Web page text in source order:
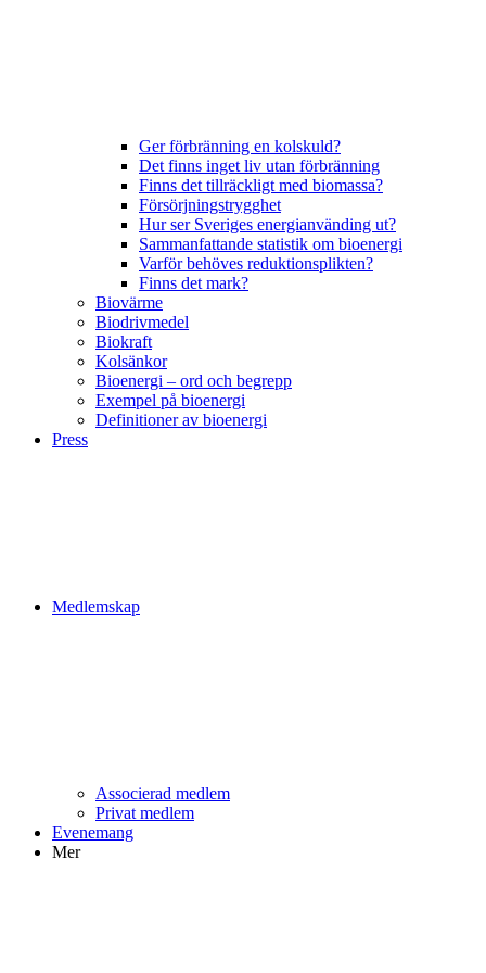
Ger förbränning en kolskuld?
Det finns inget liv utan förbränning
Finns det tillräckligt med biomassa?
Försörjningstrygghet
Hur ser Sveriges energianvänding ut?
Sammanfattande statistik om bioenergi
Varför behöves reduktionsplikten?
Finns det mark?
Biovärme
Biodrivmedel
Biokraft
Kolsänkor
Bioenergi – ord och begrepp
Exempel på bioenergi
Definitioner av bioenergi
Press
Medlemskap
Associerad medlem
Privat medlem
Evenemang
Mer